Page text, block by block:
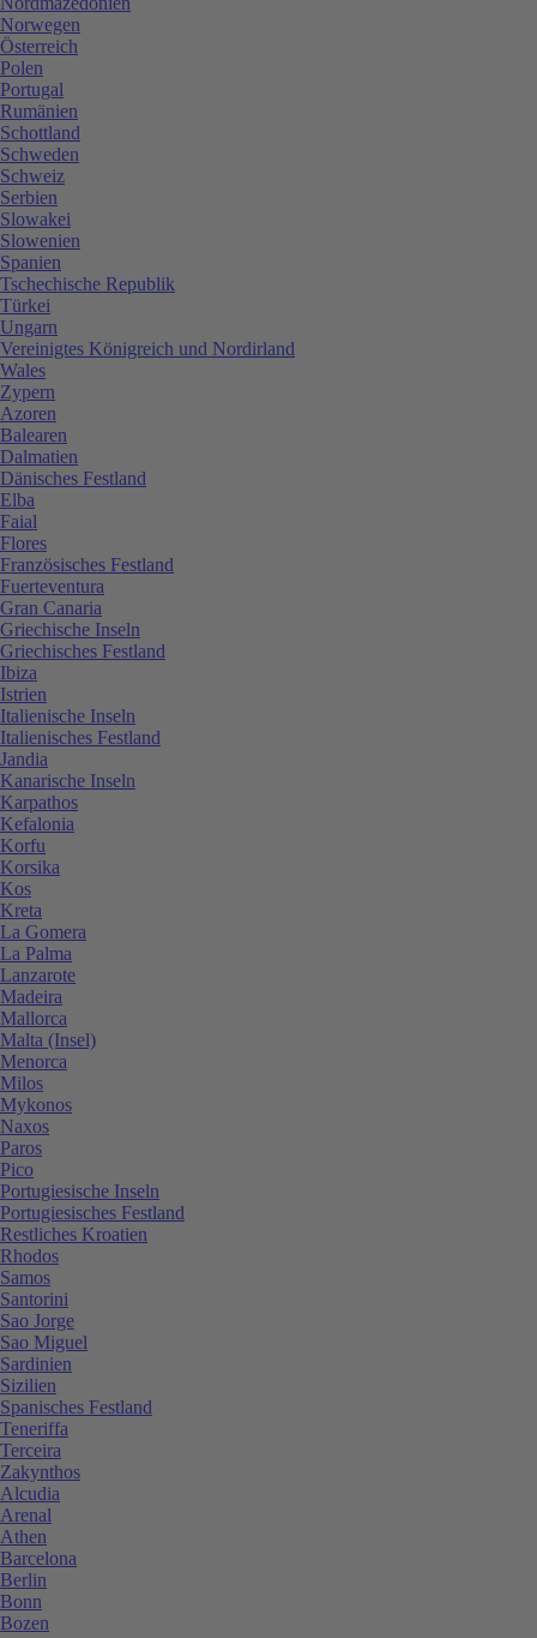
Norwegen
Österreich
Polen
Portugal
Rumänien
Schottland
Schweden
Schweiz
Serbien
Slowakei
Slowenien
Spanien
Tschechische Republik
Türkei
Ungarn
Vereinigtes Königreich und Nordirland
Wales
Zypern
Azoren
Balearen
Dalmatien
Dänisches Festland
Elba
Faial
Flores
Französisches Festland
Fuerteventura
Gran Canaria
Griechische Inseln
Griechisches Festland
Ibiza
Istrien
Italienische Inseln
Italienisches Festland
Jandia
Kanarische Inseln
Karpathos
Kefalonia
Korfu
Korsika
Kos
Kreta
La Gomera
La Palma
Lanzarote
Madeira
Mallorca
Malta (Insel)
Menorca
Milos
Mykonos
Naxos
Paros
Pico
Portugiesische Inseln
Portugiesisches Festland
Restliches Kroatien
Rhodos
Samos
Santorini
Sao Jorge
Sao Miguel
Sardinien
Sizilien
Spanisches Festland
Teneriffa
Terceira
Zakynthos
Alcudia
Arenal
Athen
Barcelona
Berlin
Bonn
Bozen